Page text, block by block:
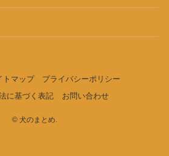
トマップ
プライバシーポリシー
に基づく表記
お問い合わせ
©犬のまとめ.